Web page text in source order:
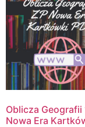
Oblicza Geografii
Nowa Era